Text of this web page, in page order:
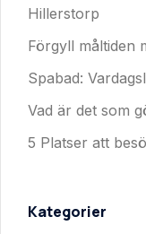
Hillerstorp
Förgyll måltiden
Spabad:
Vad är det som
5 Platser att
Kategorier